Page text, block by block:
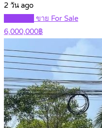
2 วัน ago
ขาย For Sale
6,000,000฿